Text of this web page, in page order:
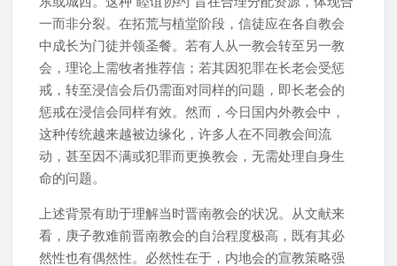
一而非分裂。在拓荒与植堂阶段，信徒应在各自教会
中成长为门徒并领圣餐。若有人从一教会转至另一教
会，理论上需牧者推荐信；若其因犯罪在长老会受惩
戒，转至浸信会后仍需面对同样的问题，即长老会的
惩戒在浸信会同样有效。然而，今日国内外教会中，
这种传统越来越被边缘化，许多人在不同教会间流
动，甚至因不满或犯罪而更换教会，无需处理自身生
命的问题。
上述背景有助于理解当时晋南教会的状况。从文献来
看，庚子教难前晋南教会的自治程度极高，既有其必
然性也有偶然性。必然性在于，内地会的宣教策略强